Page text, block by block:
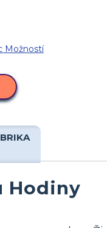
Možností
Hodiny